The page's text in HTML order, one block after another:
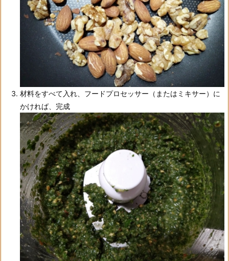
材料をすべて入れ、フードプロセッサー（またはミキサー）に
かければ、完成